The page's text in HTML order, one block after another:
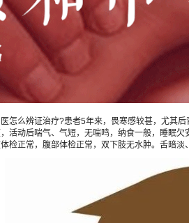
么辨证治疗?患者5年来，畏寒感较甚，尤其
动后喘气、气短，无喘鸣，纳食一般，睡眠
正常，腹部体检正常，双下肢无水肿。舌暗淡